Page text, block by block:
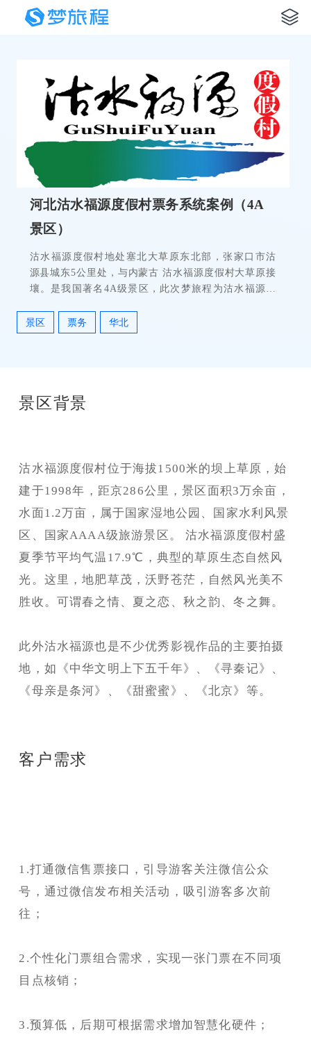
河北沽水福源度假村票务系统案例（4A
景区）
沽水福源度假村地处塞北大草原东北部，张家口市沽
源县城东5公里处，与内蒙古 沽水福源度假村大草原接
壤。是我国著名4A级景区，此次梦旅程为沽水福源度
景区
票务 华北
景区背景
沽水福源度假村位于海拔1500米的坝上草原，始
建于1998年，距京286公里，景区面积3万余亩，
水面1.2万亩，属于国家湿地公园、国家水利风景
区、国家AAAA级旅游景区。 沽水福源度假村盛
夏季节平均气温17.9℃，典型的草原生态自然风
光。这里，地肥草茂，沃野苍茫，自然风光美不
胜收。可谓春之情、夏之恋、秋之韵、冬之舞。
此外沽水福源也是不少优秀影视作品的主要拍摄
地，如《中华文明上下五千年》、《寻秦记》、
《母亲是条河》、《甜蜜蜜》、《北京》等。
客户需求
1.打通微信售票接口，引导游客关注微信公众
号，通过微信发布相关活动，吸引游客多次前
往；
2.个性化门票组合需求，实现一张门票在不同项
目点核销；
3.预算低，后期可根据需求增加智慧化硬件；